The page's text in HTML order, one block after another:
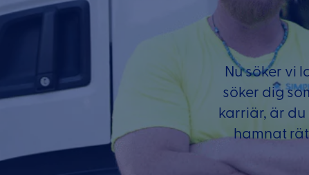
Nu söker vi
söker dig
karriär, är
hamnat